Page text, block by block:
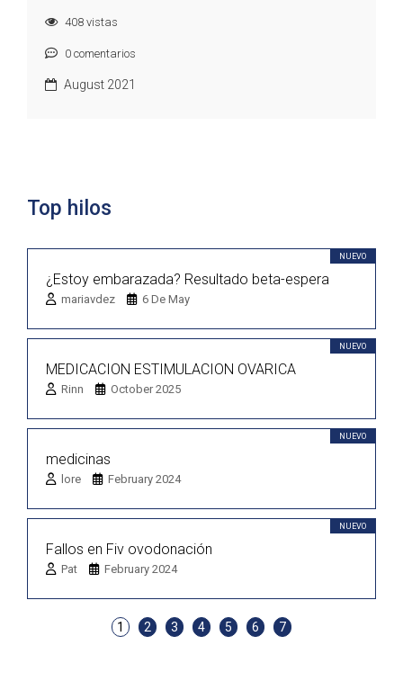
408 vistas
0 comentarios
August 2021
Top hilos
NUEVO
¿Estoy embarazada? Resultado beta-espera
mariavdez 6 De May
NUEVO
MEDICACION ESTIMULACION OVARICA
Rinn October 2025
NUEVO
medicinas
lore February 2024
NUEVO
Fallos en Fiv ovodonación
Pat February 2024
1 2 3 4 5 6 7